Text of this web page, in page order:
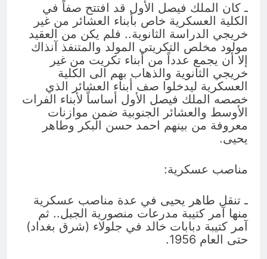
ـ كان الملك فيصل الأول قد افتتح صفاً في
الكلية العسكرية خاص بأبناء العشائر من غير
خريجي الدراسة الثانوية.. فلم يكن من العقيد
مولود مخلص التكريتي المولد والمتنفذ آنذاك
إلا أن يجمع عدداً من أبناء تكريت من غير
خريجي الثانوية والذهاب بهم الى الكلية
العسكرية ليدخلوا صف أبناء العشائر الذي
خصصه الملك فيصل الأول أساساً لأبناء الفرات
الأوسط والعشائر الجنوبية ضمن موازنات
معروفة من بينهم احمد حسن البكر وطاهر
يحيى.
مناصب عسكرية:
ـ تنقل طاهر يحيى في عدة مناصب عسكرية
منها آمر كتيبة مدرعات منصورية الجبل.. ثم
آمر كتيبة دبابات خالد في جلولاء (شرق بغداد)
حتى العام 1956.